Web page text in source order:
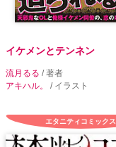
イケメンとテンネン
流月るる / 著者
アキハル。 / イラスト
エタニティコミックス